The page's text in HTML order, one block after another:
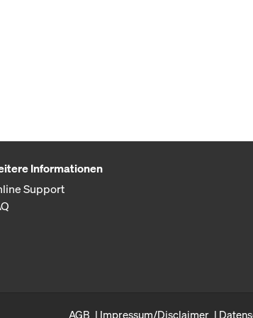
Informationen
Support
AGB Impressum/Disclaimer